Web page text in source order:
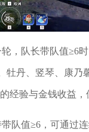
，队长带队值≥6
丹、竖琴、康乃
经验与金钱收益，
队值≥6，可通过